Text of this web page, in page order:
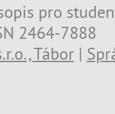
pro
2464-7888
Tábor |